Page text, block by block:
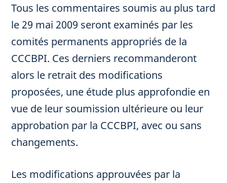
Tous les commentaires soumis au plus tard
le 29 mai 2009 seront examinés par les
comités permanents appropriés de la
CCCBPI. Ces derniers recommanderont
alors le retrait des modifications
proposées, une étude plus approfondie en
vue de leur soumission ultérieure ou leur
approbation par la CCCBPI, avec ou sans
changements.
Les modifications approuvées par la